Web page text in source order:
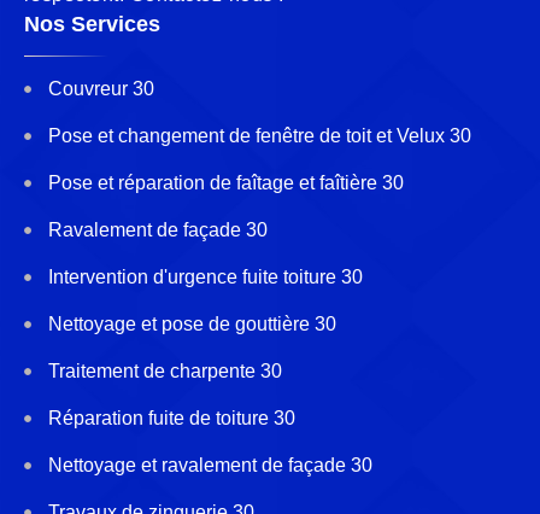
Nos Services
Couvreur 30
Pose et changement de fenêtre de toit et Velux 30
Pose et réparation de faîtage et faîtière 30
Ravalement de façade 30
Intervention d'urgence fuite toiture 30
Nettoyage et pose de gouttière 30
Traitement de charpente 30
Réparation fuite de toiture 30
Nettoyage et ravalement de façade 30